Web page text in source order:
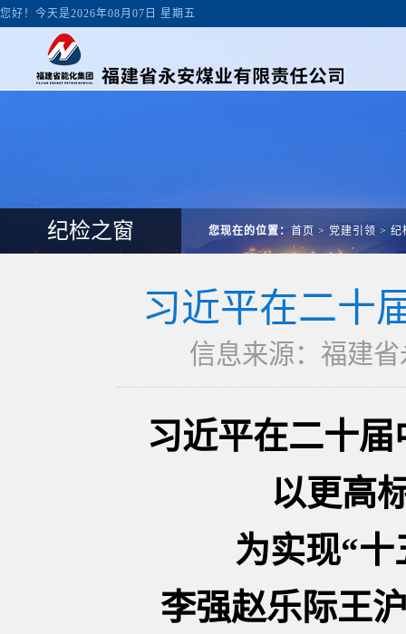
您好！今天是2026年08月07日 星期五
纪检之窗 您现在的位置： 首页 > 党建引领 > 纪
习近平在二十
信息来源：福建
习近平在二十
以更高
为实现“
李强赵乐际王